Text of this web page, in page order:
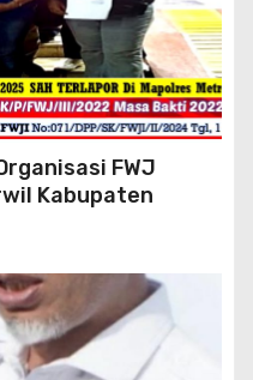
FWJ
Kabupaten
Korwil
Metro